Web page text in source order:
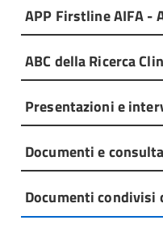
APP Firstline AIFA -
ABC della Ricerca
Presentazioni e
Documenti e
Documenti condivisi